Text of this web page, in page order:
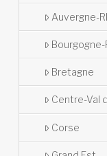
Auvergne-
Bretagne
Centre-Val
Corse